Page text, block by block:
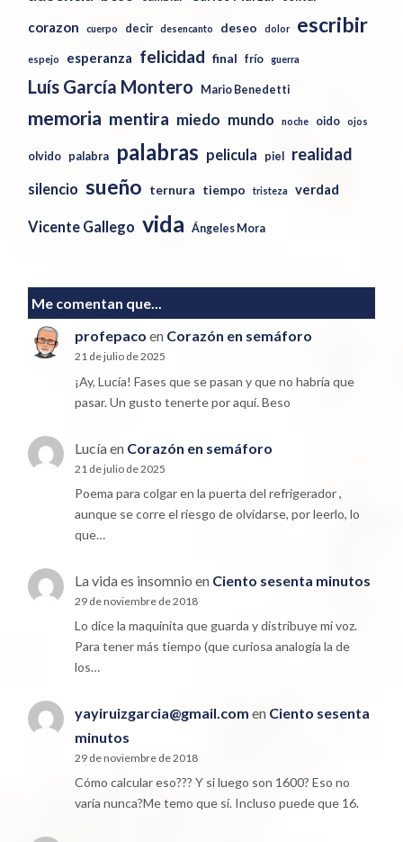
corazon cuerpo decir desencanto deseo dolor escribir
espejo esperanza felicidad final frío guerra
Luís García Montero Mario Benedetti
memoria mentira miedo mundo noche oido ojos
olvido palabra palabras pelicula piel realidad
silencio sueño ternura tiempo tristeza verdad
Vicente Gallego vida Ángeles Mora
Me comentan que...
profepaco en Corazón en semáforo
21 de julio de 2025
¡Ay, Lucía! Fases que se pasan y que no habría que
pasar. Un gusto tenerte por aquí. Beso
Lucíaen Corazón en semáforo
21 de julio de 2025
Poema para colgar en la puerta del refrigerador ,
aunque se corre el riesgo de olvidarse, por leerlo, lo
que…
La vida es insomnio en Ciento sesenta minutos
29 de noviembre de 2018
Lo dice la maquinita que guarda y distribuye mi voz.
Para tener más tiempo (que curiosa analogía la de
los…
yayiruizgarcia@gmail.com en Ciento sesenta
minutos
29 de noviembre de 2018
Cómo calcular eso??? Y si luego son 1600? Eso no
varía nunca?Me temo que sí. Incluso puede que 16.